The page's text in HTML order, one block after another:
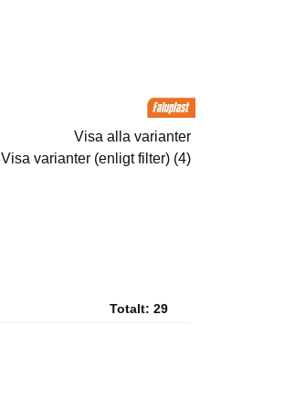
Visa alla varianter
Visa varianter (enligt filter) (4)
Totalt: 29